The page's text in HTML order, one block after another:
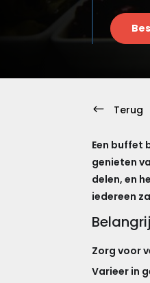
# Terug
Een buffet
genieten
delen, en
iedereen
Zorg voor
Varieer in